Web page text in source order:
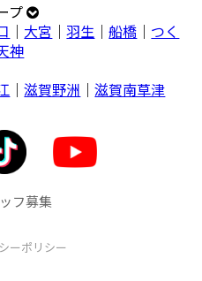
プ
｜ 大宮 ｜羽生 ｜船橋 ｜ つく
神
｜滋賀野洲 ｜滋賀南草津
フ募集
ーポリシー